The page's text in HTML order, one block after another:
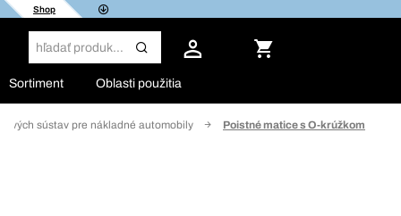
Shop
Sortiment Oblasti použitia
sústav pre nákladné automobily Poistné matice s O-krúžkom